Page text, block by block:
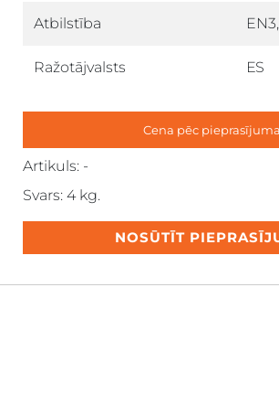
Atbilstība
Ražotājvalsts ЕS
Cena pēc pieprasījuma
Artikuls: -
Svars: 4 kg.
NOSŪTĪT